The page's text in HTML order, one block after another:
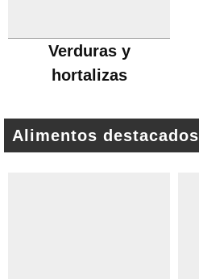
Verduras y
hortalizas
Alimentos destacados